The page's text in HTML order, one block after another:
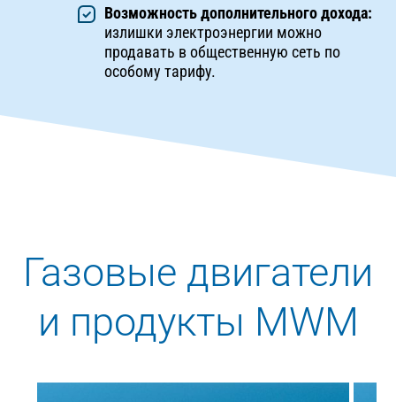
Возможность дополнительного дохода:
излишки электроэнергии можно
продавать в общественную сеть по
особому тарифу.
Газовые двигатели
и продукты MWM